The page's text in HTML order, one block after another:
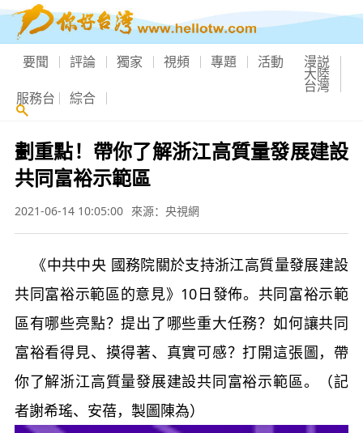
要聞 評論 獨家 視頻 專題 活動 漫説
大陸
台灣
服務台 綜合
劃重點！帶你了解浙江高質量發展建設
共同富裕示範區
2021-06-14 10:05:00 來源：央視網
《中共中央 國務院關於支持浙江高質量發展建設
共同富裕示範區的意見》10日發佈。共同富裕示範
區有哪些亮點？提出了哪些重大任務？如何讓共同
富裕看得見、摸得著、真實可感？打開這張圖，帶
你了解浙江高質量發展建設共同富裕示範區。（記
者謝希瑤、安蓓，製圖陳為）